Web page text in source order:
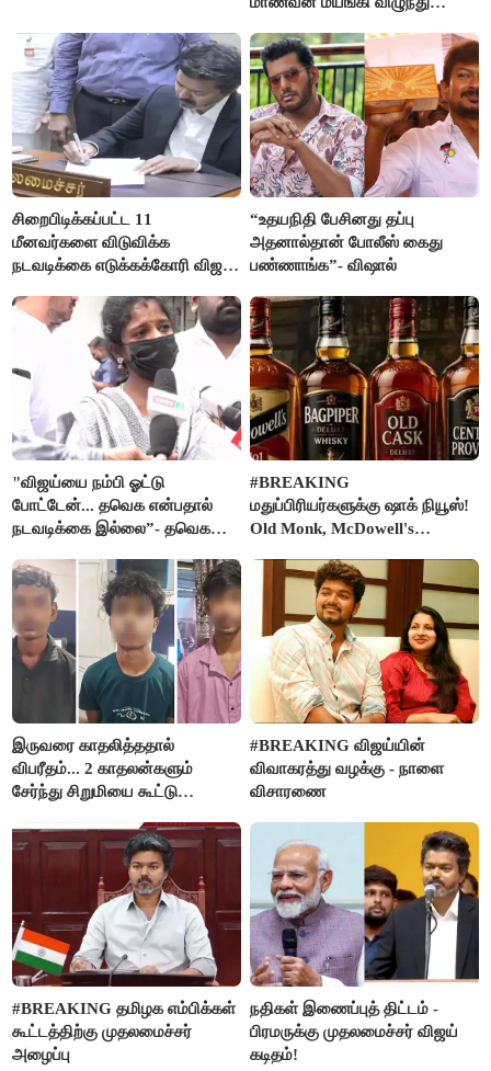
சிறைபிடிக்கப்பட்ட 11
மீனவர்களை விடுவிக்க
நடவடிக்கை எடுக்கக்கோரி விஜய்
“உதயநிதி பேசினது தப்பு
அதனால்தான் போலீஸ் கைது
பண்ணாங்க”- விஷால்
"விஜய்யை நம்பி ஓட்டு
போட்டேன்... தவெக என்பதால்
நடவடிக்கை இல்லை”- தவெக
கதறல்
#BREAKING
மதுப்பிரியர்களுக்கு ஷாக் நியூஸ்!
Old Monk, McDowell's
FSSAI தடை
இருவரை காதலித்ததால்
விபரீதம்... 2 காதலன்களும்
சேர்ந்து சிறுமியை கூட்டு
செய்த கொடூரம்
#BREAKING விஜய்யின்
விவாகரத்து வழக்கு - நாளை
விசாரணை
#BREAKING தமிழக எம்பிக்கள்
கூட்டத்திற்கு முதலமைச்சர்
அழைப்பு
நதிகள் இணைப்புத் திட்டம் -
பிரமருக்கு முதலமைச்சர் விஜய்
கடிதம்!